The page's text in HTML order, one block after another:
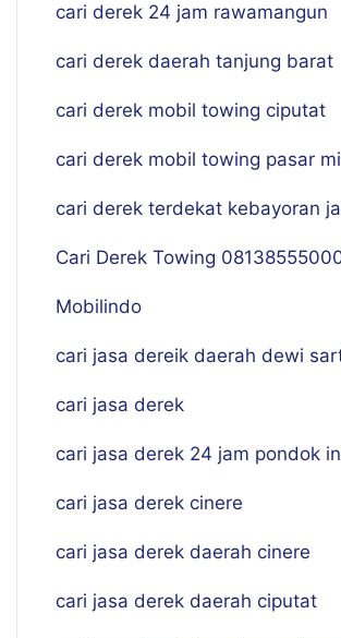
cari derek 24 jam rawamangun
cari derek daerah tanjung barat
cari derek mobil towing ciputat
cari derek mobil towing pasar
cari derek terdekat kebayoran
Cari Derek Towing
Mobilindo
cari jasa dereik daerah dewi
cari jasa derek
cari jasa derek 24 jam pondok
cari jasa derek cinere
cari jasa derek daerah cinere
cari jasa derek daerah ciputat